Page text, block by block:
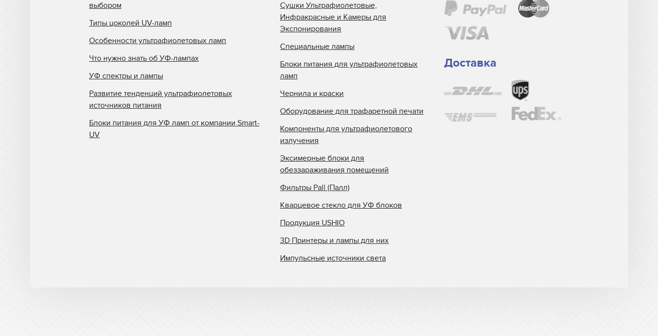
Доставка
выбором
Типы цоколей UV-ламп
Особенности ультрафиолетовых ламп
Что нужно знать об УФ-лампах
УФ спектры и лампы
Развитие тенденций ультрафиолетовых
источников питания
Блоки питания для УФ ламп от компании Smart-
UV
Сушки Ультрафиолетовые,
Инфракрасные и Камеры для
Экспонирования
Специальные лампы
Блоки питания для ультрафиолетовых
ламп
Чернила и краски
Оборудование для трафаретной печати
Компоненты для ультрафиолетового
излучения
Эксимерные блоки для
обеззараживания помещений
Фильтры Pall (Палл)
Кварцевое стекло для УФ блоков
Продукция USHIO
3D Принтеры и лампы для них
Импульсные источники света